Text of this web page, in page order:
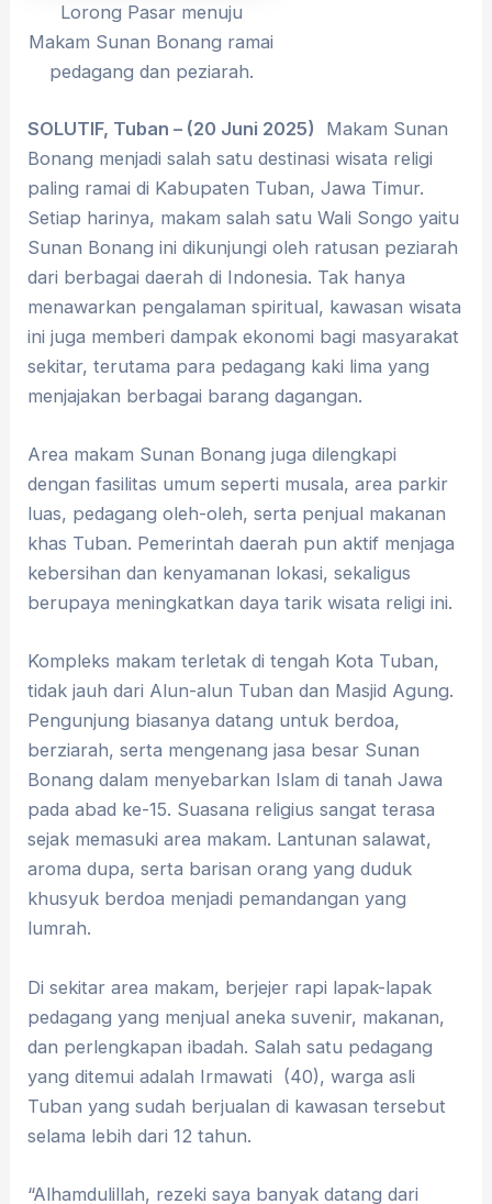
Lorong Pasar menuju
Makam Sunan Bonang ramai
pedagang dan peziarah.
SOLUTIF, Tuban – (20 Juni 2025)
Makam Sunan
Bonang menjadi salah satu destinasi wisata religi
paling ramai di Kabupaten Tuban, Jawa Timur.
Setiap harinya, makam salah satu Wali Songo yaitu
Sunan Bonang ini dikunjungi oleh ratusan peziarah
dari berbagai daerah di Indonesia. Tak hanya
menawarkan pengalaman spiritual, kawasan wisata
ini juga memberi dampak ekonomi bagi masyarakat
sekitar, terutama para pedagang kaki lima yang
menjajakan berbagai barang dagangan.
Area makam Sunan Bonang juga dilengkapi
dengan fasilitas umum seperti musala, area parkir
luas, pedagang oleh-oleh, serta penjual makanan
khas Tuban. Pemerintah daerah pun aktif menjaga
kebersihan dan kenyamanan lokasi, sekaligus
berupaya meningkatkan daya tarik wisata religi ini.
Kompleks makam terletak di tengah Kota Tuban,
tidak jauh dari Alun-alun Tuban dan Masjid Agung.
Pengunjung biasanya datang untuk berdoa,
berziarah, serta mengenang jasa besar Sunan
Bonang dalam menyebarkan Islam di tanah Jawa
pada abad ke-15. Suasana religius sangat terasa
sejak memasuki area makam. Lantunan salawat,
aroma dupa, serta barisan orang yang duduk
khusyuk berdoa menjadi pemandangan yang
lumrah.
Di sekitar area makam, berjejer rapi lapak-lapak
pedagang yang menjual aneka suvenir, makanan,
dan perlengkapan ibadah. Salah satu pedagang
yang ditemui adalah Irmawati (40), warga asli
Tuban yang sudah berjualan di kawasan tersebut
selama lebih dari 12 tahun.
“Alhamdulillah, rezeki saya banyak datang dari